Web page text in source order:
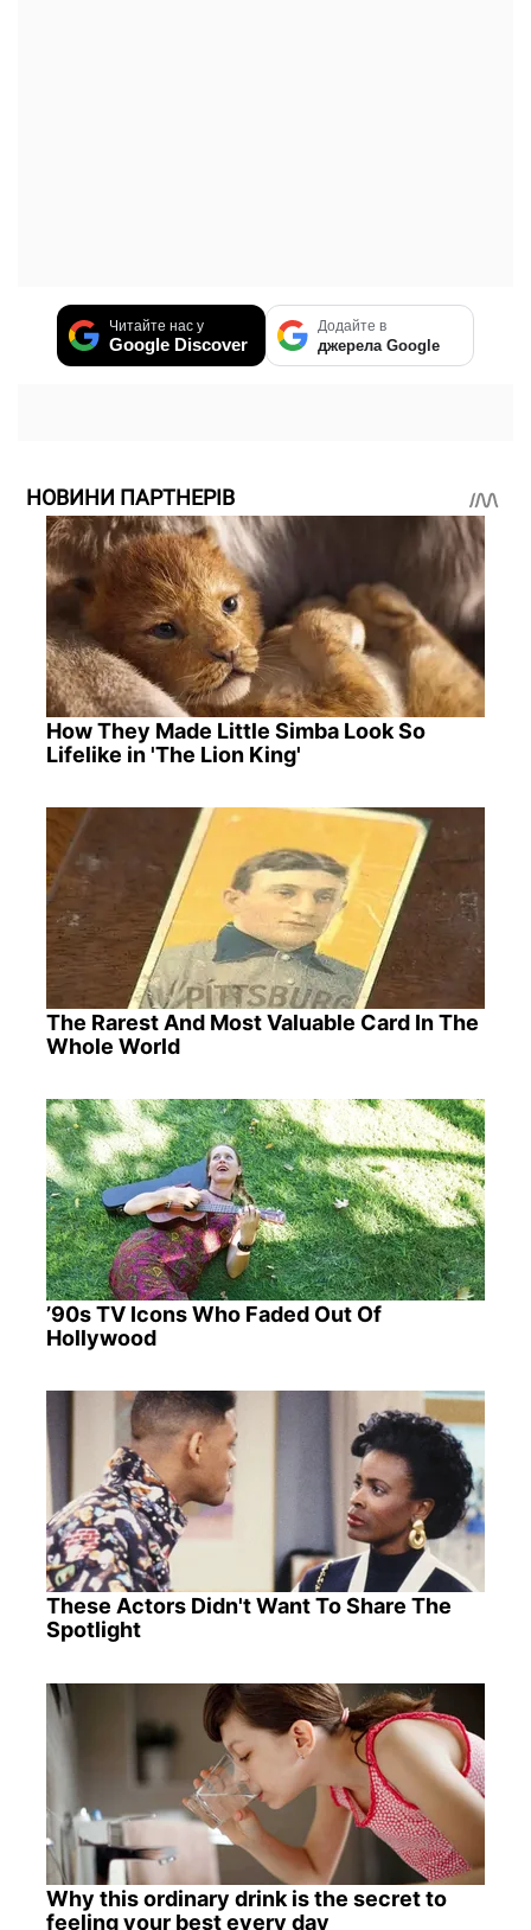
Читайте нас у
Google Discover
Додайте в
джерела Google
НОВИНИ ПАРТНЕРІВ
How They Made Little Simba Look So
Lifelike in 'The Lion King'
The Rarest And Most Valuable Card In The
Whole World
’90s TV Icons Who Faded Out Of
Hollywood
These Actors Didn't Want To Share The
Spotlight
Why this ordinary drink is the secret to
feeling your best every day